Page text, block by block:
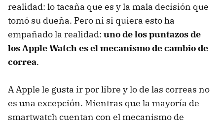
realidad: lo tacaña que es y la mala decisión que
tomó su dueña. Pero ni si quiera esto ha
empañado la realidad: uno de los puntazos de
los Apple Watch es el mecanismo de cambio de
correa.
A Apple le gusta ir por libre y lo de las correas no
es una excepción. Mientras que la mayoría de
smartwatch cuentan con el mecanismo de